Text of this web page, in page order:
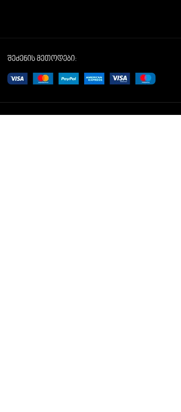
შეძენის მეთოდები: